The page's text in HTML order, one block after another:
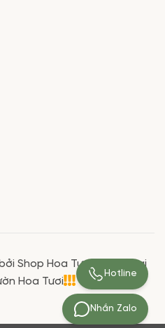
Shop Hoa Tươi Giá Rẻ tại
Hoa Tươi
Nhắn Zalo
Hotline